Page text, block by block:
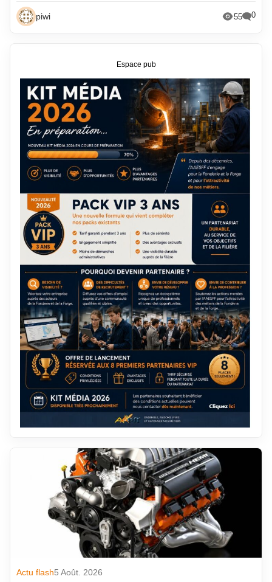
piwi 55 0
Actu flash5 Août. 2026
Espace pub